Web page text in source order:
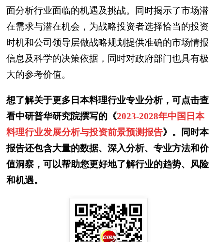
面分析行业面临的机遇及挑战。同时揭示了市场潜
在需求与潜在机会，为战略投资者选择恰当的投资
时机和公司领导层做战略规划提供准确的市场情报
信息及科学的决策依据，同时对政府部门也具有极
大的参考价值。
想了解关于更多日本料理行业专业分析，可点击查
看中研普华研究院撰写的《2023-2028年中国日本
料理行业发展分析与投资前景预测报告》。同时本
报告还包含大量的数据、深入分析、专业方法和价
值洞察，可以帮助您更好地了解行业的趋势、风险
和机遇。